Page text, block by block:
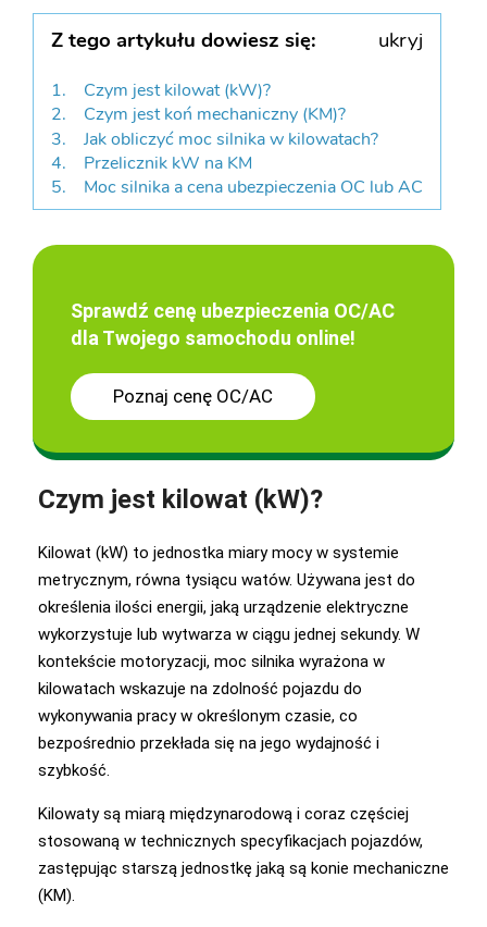
Z tego artykułu dowiesz się: ukryj
Czym jest kilowat (kW)?
Czym jest koń mechaniczny (KM)?
Jak obliczyć moc silnika w kilowatach?
Przelicznik kW na KM
Moc silnika a cena ubezpieczenia OC lub AC
Sprawdź cenę ubezpieczenia OC/AC
dla Twojego samochodu online!
Poznaj cenę OC/AC
Czym jest kilowat (kW)?
Kilowat (kW) to jednostka miary mocy w systemie
metrycznym, równa tysiącu watów. Używana jest do
określenia ilości energii, jaką urządzenie elektryczne
wykorzystuje lub wytwarza w ciągu jednej sekundy. W
kontekście motoryzacji, moc silnika wyrażona w
kilowatach wskazuje na zdolność pojazdu do
wykonywania pracy w określonym czasie, co
bezpośrednio przekłada się na jego wydajność i
szybkość.
Kilowaty są miarą międzynarodową i coraz częściej
stosowaną w technicznych specyfikacjach pojazdów,
zastępując starszą jednostkę jaką są konie mechaniczne
(KM).